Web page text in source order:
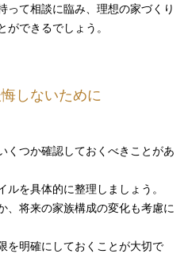
って相談に臨み、理想の家づくり
できるでしょう。
しないために
くつか確認しておくべきことがあ
ルを具体的に整理しましょう。
、将来の家族構成の変化も考慮に
を明確にしておくことが大切で